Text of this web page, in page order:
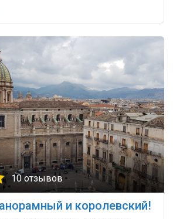
10 отзывов
и королевский!